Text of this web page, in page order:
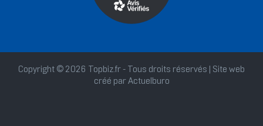
Copyright © 2026 Topbiz.fr - Tous droits réservés | Site web
créé par Actuelburo